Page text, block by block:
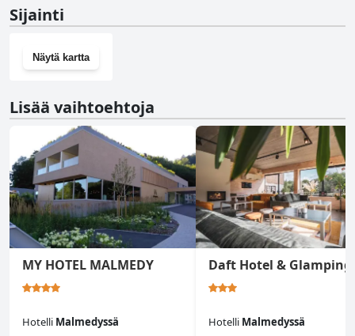
Sijainti
Näytä kartta
Lisää vaihtoehtoja
MY HOTEL MALMEDY
Hotelli Malmedyssä
Daft Hotel & Glamping
Hotelli Malmedyssä